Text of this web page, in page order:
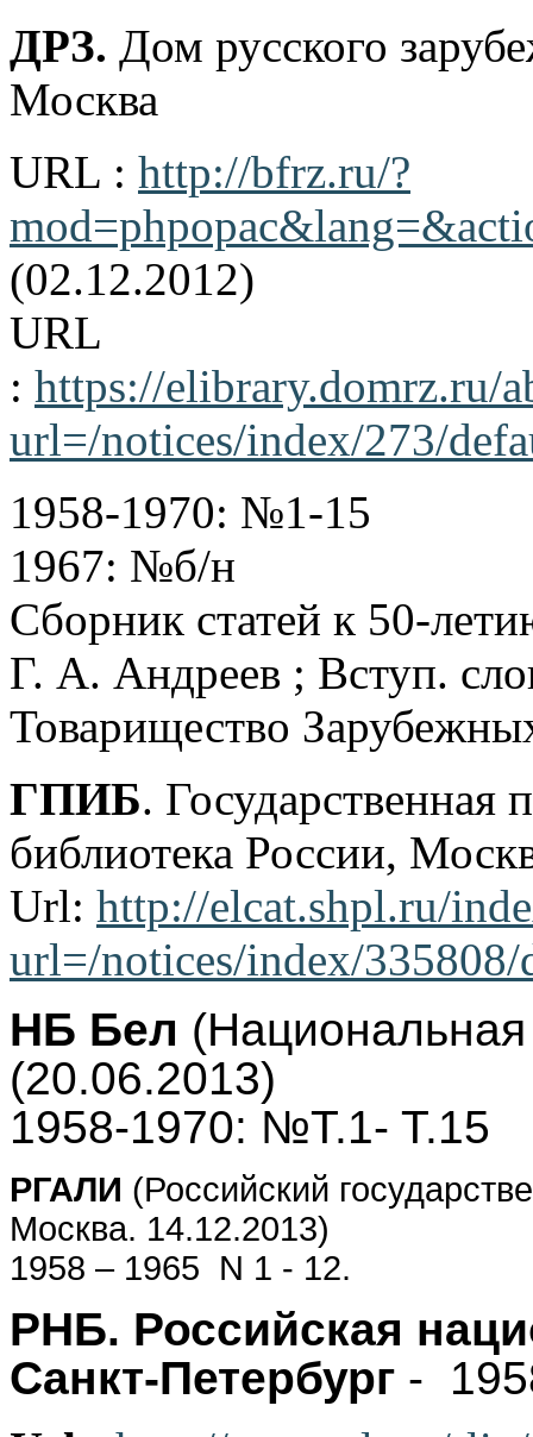
ДРЗ. Дом русского
Москва
URL : http://bfrz.ru/?
(02.12.2012)
URL
: https://elibrary.domrz.ru/
url=/notices/index/273/
1958-1970: №1-15
1967: №б/н
Сборник статей к 50-
Г. А. Андреев ; Вступ.
Товарищество
ГПИБ. Государственная
библиотека России,
Url: http://elcat.shpl.ru/
url=/notices/index/
НБ Бел
(20.06.2013)
1958-1970: №T.1- T.15
РГАЛИ (Российский
Москва. 14.12.2013)
1958 – 1965 N 1 - 12.
РНБ. Российская
Санкт-Петербург -